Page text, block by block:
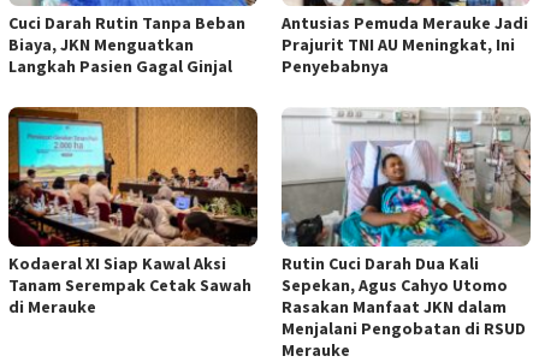
Cuci Darah Rutin Tanpa Beban
Biaya, JKN Menguatkan
Langkah Pasien Gagal Ginjal
Antusias Pemuda Merauke Jadi
Prajurit TNI AU Meningkat, Ini
Penyebabnya
Kodaeral XI Siap Kawal Aksi
Tanam Serempak Cetak Sawah
di Merauke
Rutin Cuci Darah Dua Kali
Sepekan, Agus Cahyo Utomo
Rasakan Manfaat JKN dalam
Menjalani Pengobatan di RSUD
Merauke